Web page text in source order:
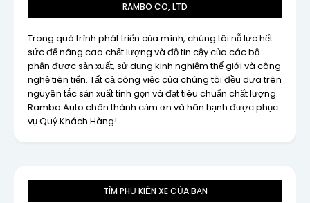
RAMBO CO, LTD
Trong quá trình phát triển của mình, chúng tôi nỗ lực hết
sức để nâng cao chất lượng và độ tin cậy của các bộ
phận được sản xuất, sử dụng kinh nghiệm thế giới và công
nghệ tiên tiến. Tất cả công việc của chúng tôi đều dựa trên
nguyên tắc sản xuất tinh gọn và đạt tiêu chuẩn chất lượng.
Rambo Auto chân thành cảm ơn và hân hạnh được phục
vụ Quý Khách Hàng!
TÌM PHỤ KIỆN XE CỦA BẠN